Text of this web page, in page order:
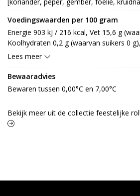
Voedingswaarden per 100 gram
Energie 903 kJ / 216 kcal, Vet 15,6 g
Koolhydraten 0,2 g (waarvan suikers 0
18,7 g, Zout 1,3 g.
Lees meer
Bewaaradvies
Bewaren tussen 0,00°C en 7,00°C
Bekijk meer uit de collectie feestelijke